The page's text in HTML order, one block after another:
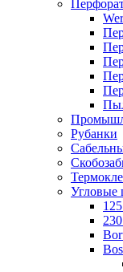
Рубанки